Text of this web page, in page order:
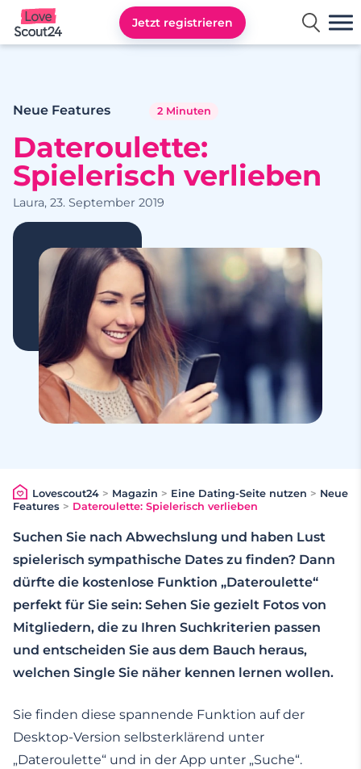
Lovescout24
Jetzt registrieren
Neue Features 2 Minuten
Dateroulette:
Spielerisch verlieben
Laura, 23. September 2019
Lovescout24> Magazin > Eine Dating-Seite nutzen > Neue
Features > Dateroulette: Spielerisch verlieben
Suchen Sie nach Abwechslung und haben Lust
spielerisch sympathische Dates zu finden? Dann
dürfte die kostenlose Funktion „Dateroulette“
perfekt für Sie sein: Sehen Sie gezielt Fotos von
Mitgliedern, die zu Ihren Suchkriterien passen
und entscheiden Sie aus dem Bauch heraus,
welchen Single Sie näher kennen lernen wollen.
Sie finden diese spannende Funktion auf der
Desktop-Version selbsterklärend unter
„Dateroulette“ und in der App unter „Suche“.